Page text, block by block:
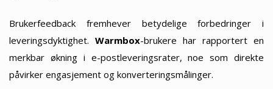
Brukerfeedback fremhever betydelige forbedringer i
leveringsdyktighet. Warmbox-brukere har rapportert en
merkbar økning i e-postleveringsrater, noe som direkte
påvirker engasjement og konverteringsmålinger.